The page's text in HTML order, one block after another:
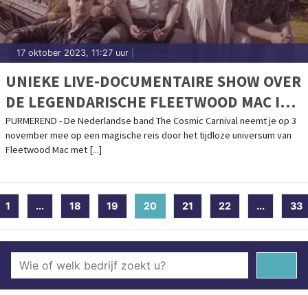
17 oktober 2023, 11:27 uur
UNIEKE LIVE-DOCUMENTAIRE SHOW OVER
DE LEGENDARISCHE FLEETWOOD MAC IN
P3
PURMEREND - De Nederlandse band The Cosmic Carnival neemt je op 3
november mee op een magische reis door het tijdloze universum van
Fleetwood Mac met [...]
1 ... 18 19 20 (current)
21 22 ... 33